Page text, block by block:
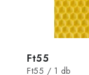
Ft55
Egységár:
Ft55 / 1 db